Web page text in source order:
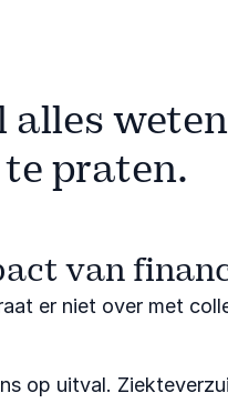
praten.
van
er niet over met
op uitval.